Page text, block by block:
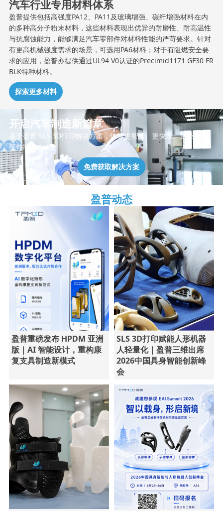
汽车行业专用材料体系
盈普提供包括高强度PA12、PA11及玻璃增强、碳纤增强材料在内
的多种高分子粉末材料，这些材料表现出优异的耐磨性、耐高温性
与抗腐蚀能力，能够满足汽车零部件对材料性能的严苛要求。针对
有更高机械强度需求的场景，可选用PA6材料；对于有阻燃安全要
求的应用，盈普亦提供通过UL94 V0认证的Precimid1171 GF30 FR
BLK特种材料。
探索更多材料
开启汽车制造新篇章
基于盈普 SLS 3D打印解决方案，体验更智能、更快速、更轻量的
部件制造方式。
免费获取解决方案
盈普动态
盈普重磅发布 HPDM 亚洲
版｜AI 智能设计，重构康
复支具制造新模式
SLS 3D打印赋能人形机器
人轻量化｜盈普三维出席
2026中国具身智能创新峰
会